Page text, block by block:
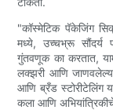
"कॉस्मेटिक पॅकेजिंग
मध्ये, उच्चभ्रू सौंदर्य
गुंतवणूक का करतात,
लक्झरी आणि
आणि ब्रँड स्टोरीटेलिंग
कला आणि